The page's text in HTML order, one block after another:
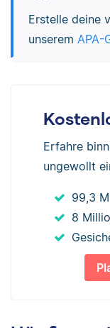
Erstelle deine
unserem APA-
Erfahre
ungewollt
99,3
8